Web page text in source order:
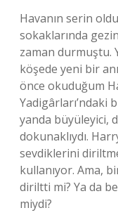
Havanın serin
sokaklarında
zaman durmuştu.
köşede yeni bir
önce okuduğum
Yadigârları’ndaki
yanda büyüleyici,
dokunaklıydı.
sevdiklerini
kullanıyor. Ama,
diriltti mi? Ya da
miydi?